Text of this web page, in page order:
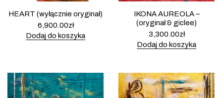
HEART (wyłącznie oryginał)
6,900.00zł
Dodaj do koszyka
IKONA AUREOLA –
(oryginał & giclee)
3,300.00zł
Dodaj do koszyka